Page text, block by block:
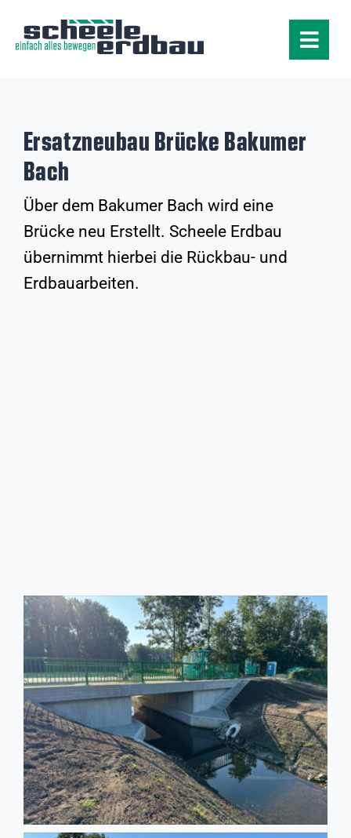
Inhalt
springen
Toggle
Produkte
Projekte
Unternehmen
Karriere
Ersatzneubau Brücke Bakumer
Bach
Über dem Bakumer Bach wird eine
Brücke neu Erstellt. Scheele Erdbau
übernimmt hierbei die Rückbau- und
Erdbauarbeiten.